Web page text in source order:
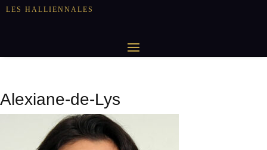
LES HALLIENNALES
Alexiane-de-Lys